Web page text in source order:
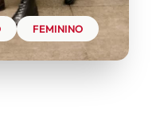
FEMININO